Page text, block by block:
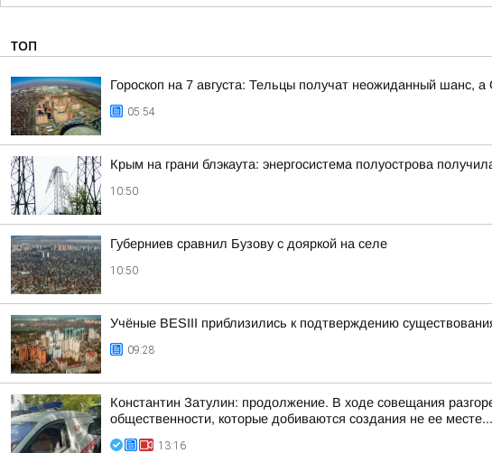
ТОП
Гороскоп на 7 августа: Тельцы получат неожиданный шанс,
05:54
Крым на грани блэкаута: энергосистема полуострова
10:50
Губерниев сравнил Бузову с дояркой на селе
10:50
Учёные BESIII приблизились к подтверждению
09:28
Константин Затулин: продолжение. В ходе совещания
общественности, которые добиваются создания не ее месте...
13:16